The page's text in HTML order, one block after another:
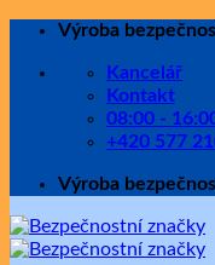
Přeskočit
obsah
Výroba
Kancelář
Kontakt
08:00 -
+420 577
Výroba